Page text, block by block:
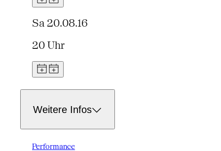
Sa 20.08.16
20 Uhr
Weitere Infos
Performance